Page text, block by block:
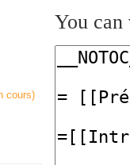
You can
cours)